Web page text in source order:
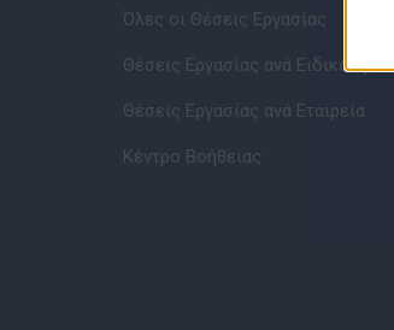
Όλες οι Θέσεις Εργασίας
Θέσεις Εργασίας ανά Ειδικότητα
Θέσεις Εργασίας ανά Εταιρεία
Κέντρο Βοήθειας